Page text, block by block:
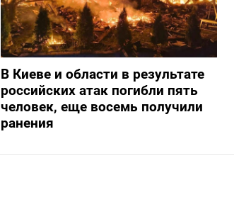
В Киеве и области в результате
российских атак погибли пять
человек, еще восемь получили
ранения